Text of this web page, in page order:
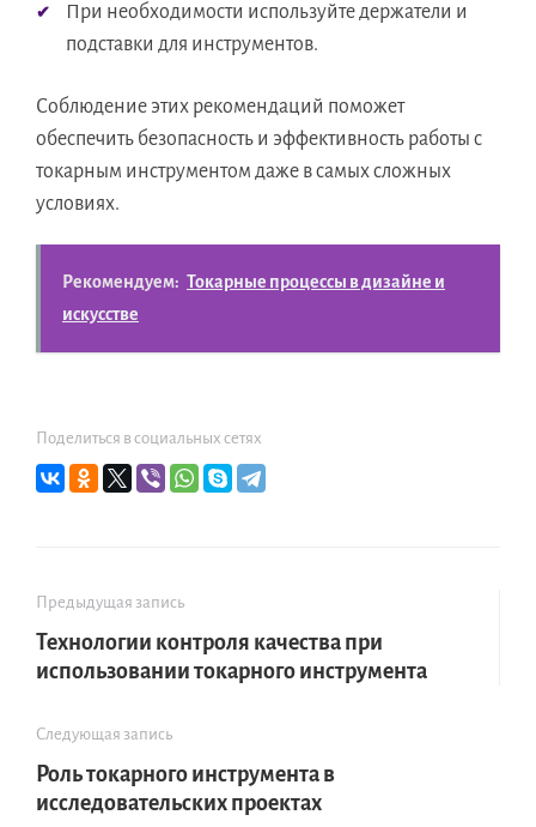
При необходимости используйте держатели и
подставки для инструментов.
Соблюдение этих рекомендаций поможет
обеспечить безопасность и эффективность работы с
токарным инструментом даже в самых сложных
условиях.
Рекомендуем: Токарные процессы в дизайне и
искусстве
Поделиться в социальных сетях
Предыдущая запись
Технологии контроля качества при
использовании токарного инструмента
Следующая запись
Роль токарного инструмента в
исследовательских проектах